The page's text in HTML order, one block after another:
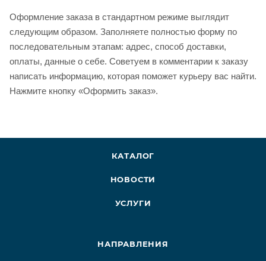
Оформление заказа в стандартном режиме выглядит
следующим образом. Заполняете полностью форму по
последовательным этапам: адрес, способ доставки,
оплаты, данные о себе. Советуем в комментарии к заказу
написать информацию, которая поможет курьеру вас найти.
Нажмите кнопку «Оформить заказ».
КАТАЛОГ
НОВОСТИ
УСЛУГИ
НАПРАВЛЕНИЯ